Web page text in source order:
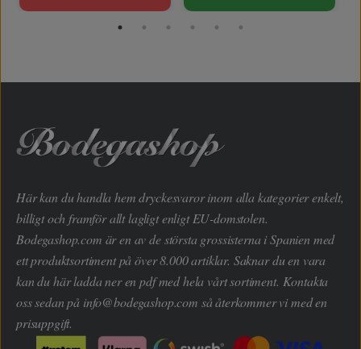
Här kan du handla hem dryckesvaror inom alla kategorier enkelt,
billigt och framför allt lagligt enligt EU-domstolen.
Bodegashop.com är en av de största grossisterna i Spanien med
ett produktsortiment på över 8.000 artiklar. Saknar du en vara
kan du här ladda ner en pdf med hela vårt sortiment. Kontakta
oss sedan på info@bodegashop.com så återkommer vi med en
prisuppgift.